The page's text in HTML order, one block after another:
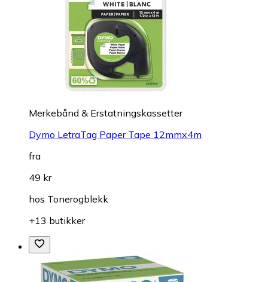
Merkebånd & Erstatningskassetter
Dymo LetraTag Paper Tape 12mmx4m
fra
49 kr
hos Tonerogblekk
+13 butikker